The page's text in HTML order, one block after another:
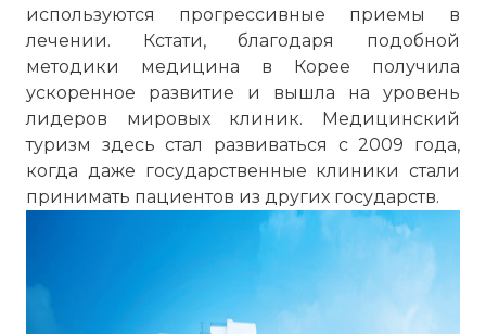
используются прогрессивные приемы в
лечении. Кстати, благодаря подобной
методики медицина в Корее получила
ускоренное развитие и вышла на уровень
лидеров мировых клиник. Медицинский
туризм здесь стал развиваться с 2009 года,
когда даже государственные клиники стали
принимать пациентов из других государств.